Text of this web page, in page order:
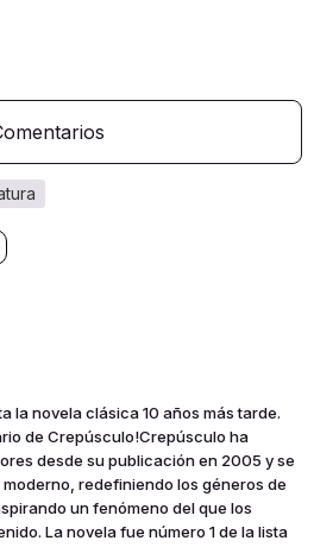
la novela clásica 10 años más tarde.
de Crepúsculo!Crepúsculo ha
desde su publicación en 2005 y se
redefiniendo los géneros de
un fenómeno del que los
La novela fue número 1 de la lista